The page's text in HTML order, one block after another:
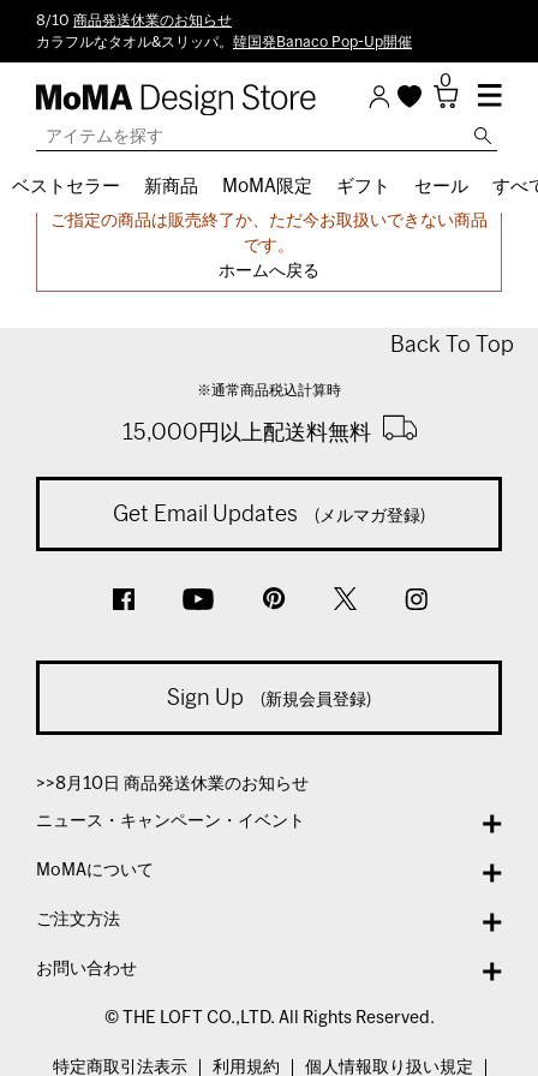
8/10 商品発送休業のお知らせ
カラフルなタオル&スリッパ。 韓国発Banaco Pop-Up開催
0
ベストセラー 新商品 MoMA限定 ギフト セール すべ
申し訳ございません。
ご指定の商品は販売終了か、ただ今お取扱いできない商品
です。
ホームへ戻る
Back To Top
※通常商品税込計算時
15,000円以上配送料無料
Get Email Updates (メルマガ登録)
Sign Up (新規会員登録)
>>8月10日 商品発送休業のお知らせ
ニュース・キャンペーン・イベント
MoMAについて
ご注文方法
お問い合わせ
© THE LOFT CO.,LTD. All Rights Reserved.
特定商取引法表示 利用規約 個人情報取り扱い規定